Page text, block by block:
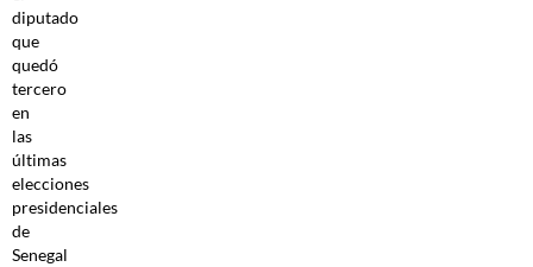
diputado
que
quedó
tercero
en
las
últimas
elecciones
presidenciales
de
Senegal